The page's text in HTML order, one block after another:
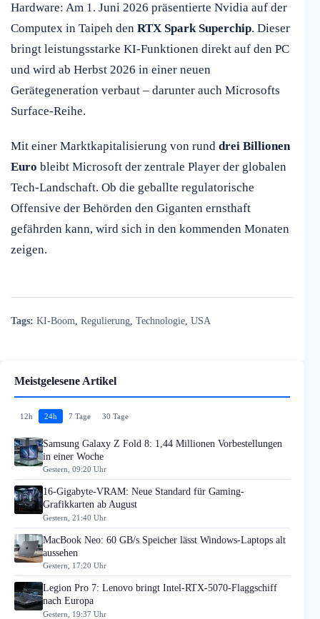
Hardware: Am 1. Juni 2026 präsentierte Nvidia auf der
Computex in Taipeh den RTX Spark Superchip. Dieser
bringt leistungsstarke KI-Funktionen direkt auf den PC
und wird ab Herbst 2026 in einer neuen
Gerätegeneration verbaut – darunter auch Microsofts
Surface-Reihe.
Mit einer Marktkapitalisierung von rund drei Billionen
Euro bleibt Microsoft der zentrale Player der globalen
Tech-Landschaft. Ob die geballte regulatorische
Offensive der Behörden den Giganten ernsthaft
gefährden kann, wird sich in den kommenden Monaten
zeigen.
Tags: KI-Boom Regulierung Technologie USA
Meistgelesene Artikel
12h 24h 7 Tage 30 Tage
Samsung Galaxy Z Fold 8: 1,44 Millionen Vorbestellungen
in einer Woche
Gestern, 09:20 Uhr
16-Gigabyte-VRAM: Neue Standard für Gaming-
Grafikkarten ab August
Gestern, 21:40 Uhr
MacBook Neo: 60 GB/s Speicher lässt Windows-Laptops alt
aussehen
Gestern, 17:20 Uhr
Legion Pro 7: Lenovo bringt Intel-RTX-5070-Flaggschiff
nach Europa
Gestern, 19:37 Uhr